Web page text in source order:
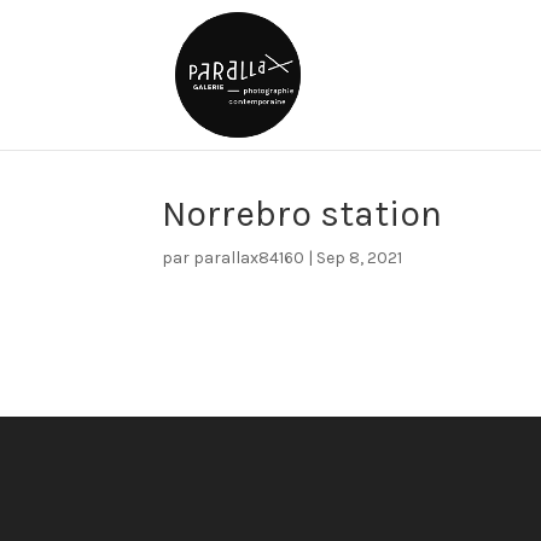
Norrebro station
par parallax84160 | Sep 8, 2021